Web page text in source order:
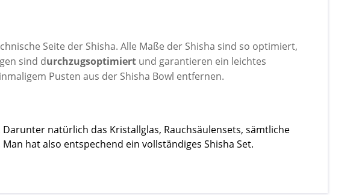
Seite der Shisha. Alle Maße der Shisha sind so optimiert,
sind durchzugsoptimiert und garantieren ein leichtes
Pusten aus der Shisha Bowl entfernen.
natürlich das Kristallglas, Rauchsäulensets, sämtliche
hat also entspechend ein vollständiges Shisha Set.